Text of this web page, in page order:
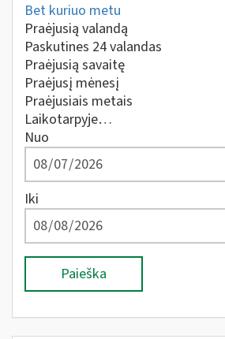
Bet kuriuo metu
Praėjusią valandą
Paskutines 24 valandas
Praėjusią savaitę
Praėjusį mėnesį
Praėjusiais metais
Laikotarpyje…
Nuo
Iki
Paieška